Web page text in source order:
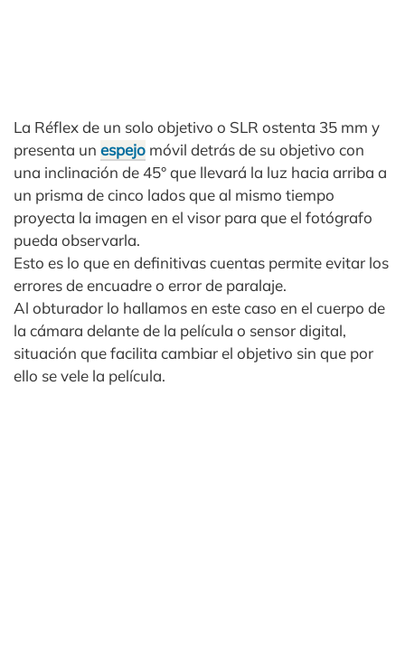
La Réflex de un solo objetivo o SLR ostenta 35 mm y
presenta un espejo móvil detrás de su objetivo con
una inclinación de 45° que llevará la luz hacia arriba a
un prisma de cinco lados que al mismo tiempo
proyecta la imagen en el visor para que el fotógrafo
pueda observarla.
Esto es lo que en definitivas cuentas permite evitar los
errores de encuadre o error de paralaje.
Al obturador lo hallamos en este caso en el cuerpo de
la cámara delante de la película o sensor digital,
situación que facilita cambiar el objetivo sin que por
ello se vele la película.